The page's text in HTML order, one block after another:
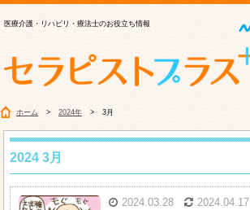
医療介護・リハビリ・療法士のお役立ち情報
ホーム 2024年 3月
2024 3月
2024.03.28 2024.04.17